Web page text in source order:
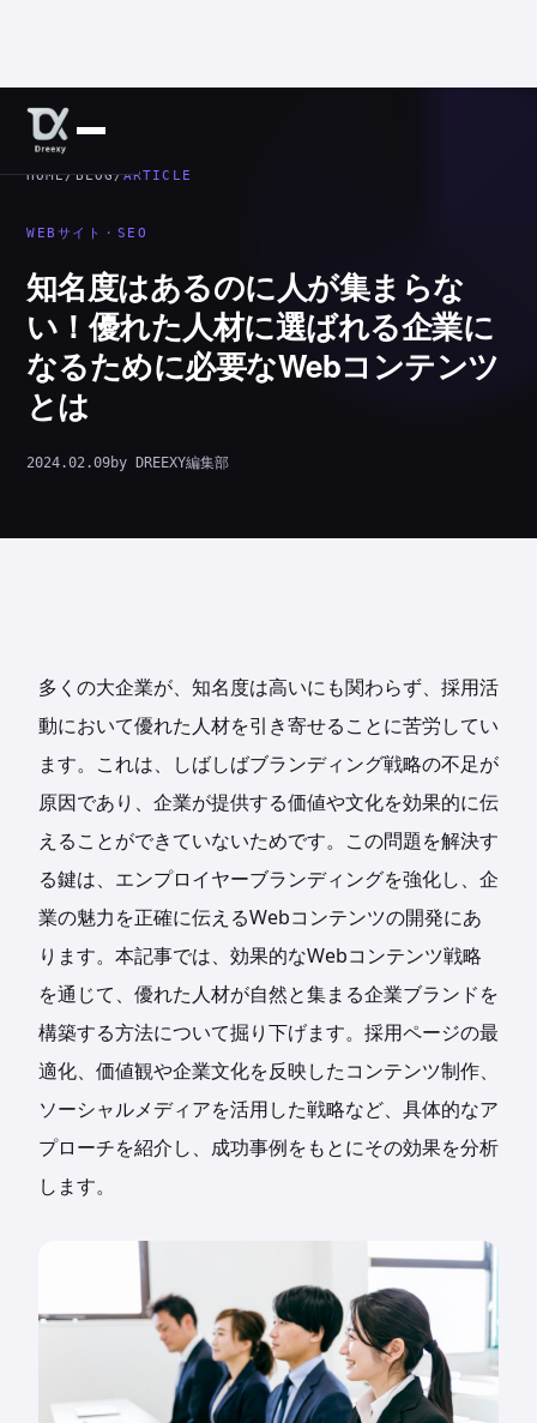
HOME/BLOG/ARTICLE
WEBサイト・SEO
知名度はあるのに人が集まらな
い！優れた人材に選ばれる企業に
なるために必要なWebコンテンツ
とは
2024.02.09by DREEXY編集部
多くの大企業が、知名度は高いにも関わらず、採用活
動において優れた人材を引き寄せることに苦労してい
ます。これは、しばしばブランディング戦略の不足が
原因であり、企業が提供する価値や文化を効果的に伝
えることができていないためです。この問題を解決す
る鍵は、エンプロイヤーブランディングを強化し、企
業の魅力を正確に伝えるWebコンテンツの開発にあ
ります。本記事では、効果的なWebコンテンツ戦略
を通じて、優れた人材が自然と集まる企業ブランドを
構築する方法について掘り下げます。採用ページの最
適化、価値観や企業文化を反映したコンテンツ制作、
ソーシャルメディアを活用した戦略など、具体的なア
プローチを紹介し、成功事例をもとにその効果を分析
します。